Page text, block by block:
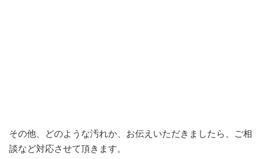
その他、どのような汚れか、お伝えいただきましたら、ご相
談など対応させて頂きます。